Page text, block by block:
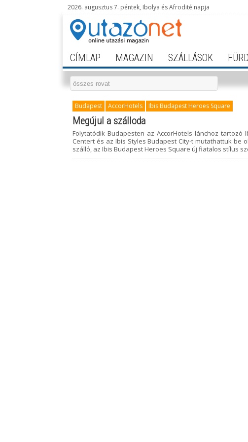
2026. augusztus 7. péntek, Ibolya és Afrodité napja
CÍMLAP MAGAZIN SZÁLLÁSOK
Budapest AccorHotels Ibis Budapest Heroes Square
Megújul a szálloda
Folytatódik Budapesten az AccorHotels lánchoz
Centert és az Ibis Styles Budapest City-t mutathattuk be
szálló, az Ibis Budapest Heroes Square új fiatalos stílus